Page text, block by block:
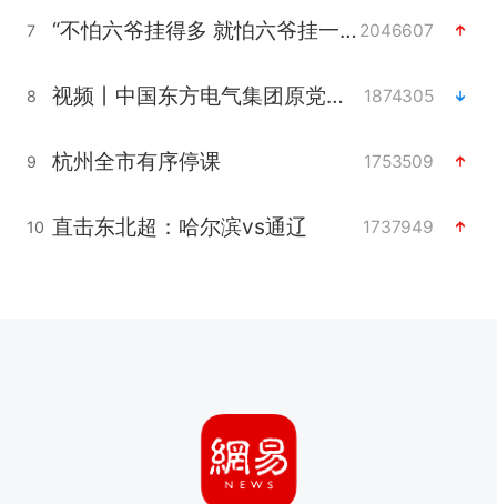
7 “不怕六爷挂得多 就怕六爷挂一颗” 2046607
8 视频丨中国东方电气集团原党组副书记、董事宋致远被查 1874305
9 杭州全市有序停课 1753509
10 直击东北超：哈尔滨vs通辽 1737949